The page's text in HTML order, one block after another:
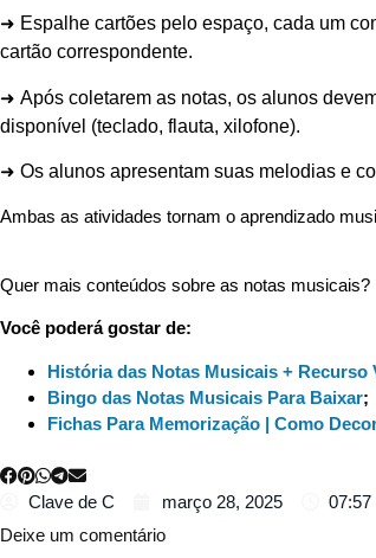
➜ Espalhe cartões pelo espaço, cada um
cartão correspondente.
➜ Após coletarem as notas, os alunos
disponível (teclado, flauta, xilofone).
➜ Os alunos apresentam suas melodias e
Ambas as atividades tornam o aprendizado
Quer mais conteúdos sobre as notas musicais?
Você poderá gostar de:
História das Notas Musicais + Recurso
Bingo das Notas Musicais Para Baixar;
Fichas Para Memorização | Como
Clave de C março 28, 2025 07:57
Deixe um comentário